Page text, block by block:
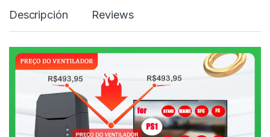
Descripción Reviews